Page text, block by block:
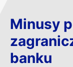
Minusy
banku